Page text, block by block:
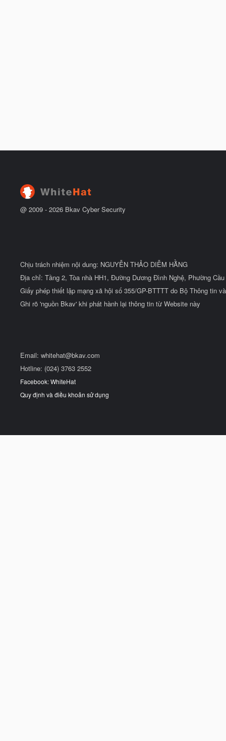
@ 2009 - 2026 Bkav Cyber Security
Chịu trách nhiệm nội dung: NGUYỄN THẢO DIỄM HẰNG
Địa chỉ: Tầng 2, Tòa nhà HH1, Đường Dương Đình Nghệ, Phường
Giấy phép thiết lập mạng xã hội số 355/GP-BTTTT do Bộ Thông tin
Ghi rõ 'nguồn Bkav' khi phát hành lại thông tin từ Website này
Email: whitehat@bkav.com
Hotline: (024) 3763 2552
Facebook: WhiteHat
Quy định và điều khoản sử dụng